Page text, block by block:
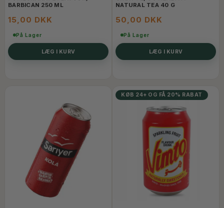
BARBICAN 250 ML
15,00 DKK
På Lager
LÆG I KURV
NATURAL TEA 40 G
50,00 DKK
På Lager
LÆG I KURV
KØB 24+ OG FÅ 20% RABAT